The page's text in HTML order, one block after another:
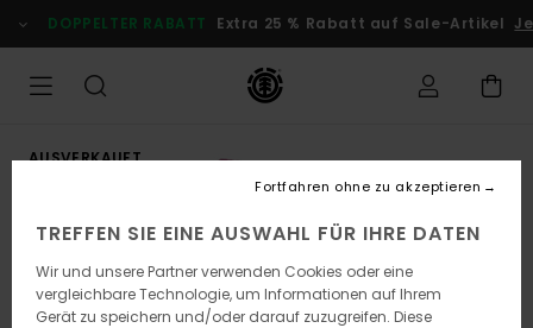
zur
Produktinformation
DOPPELTER RABATT Extra 25 % Rabatt auf Sale-Artikel
AUSVERKAUFT
TREFFEN SIE EINE AUSWAHL FÜR IHRE DATEN
Wir und unsere Partner verwenden Cookies oder eine
vergleichbare Technologie, um Informationen auf Ihrem
Gerät zu speichern und/oder darauf zuzugreifen. Diese
Fortfahren ohne zu akzeptieren